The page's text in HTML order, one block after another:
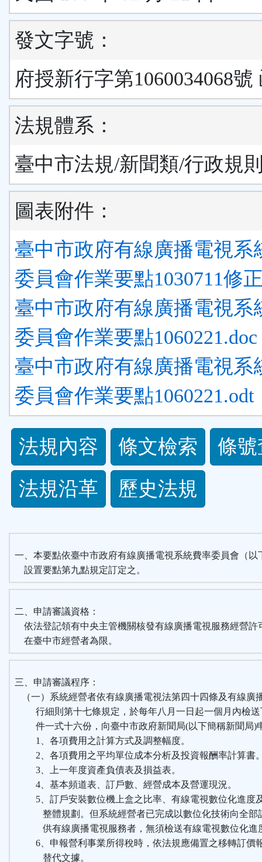
發文字號：
府授新行字第1060034068號
法規體系：
臺中市法規/新聞類/行政規
圖表附件：
臺中市政府有線廣播電視系
委員會作業要點1030711修
臺中市政府有線廣播電視系
委員會作業要點1060221.doc
臺中市政府有線廣播電視系
委員會作業要點1060221.odt
法
規
功
能
按
鈕
區
法規內容 條文檢索
條
法規沿革
歷史法規
一、本要點依臺中市政府有線廣播電視系統費率委員會（以
設置要點第九點規定訂定之。
二、申請審議資格：
依法登記領有中央主管機關核發有線廣播電視服務經營許
在臺中市經營者為限。
三、申請審議程序：
（一）系統經營者依有線廣播電視法第四十四條及有線廣
行細則第十七條規定，於每年八月一日起一個月內檢送
件一式十六份，向臺中市政府新聞局(以下簡稱新聞局)
1、各項費用之計算方式及調整幅度。
2、各項費用之平均單位成本分析及投資報酬率計算書
3、上一年度資產負債表及損益表。
4、基本頻道表、訂戶數、經營成本及營運現況。
5、訂戶安裝數位機上盒之比率、有線電視數位化進度
整體規劃。但系統經營者已完成以數位化技術向全部
供有線廣播電視服務者，無須檢送有線電視數位化進
6、申報營利事業所得稅時，依法規應備置之移轉訂價
替代文據。